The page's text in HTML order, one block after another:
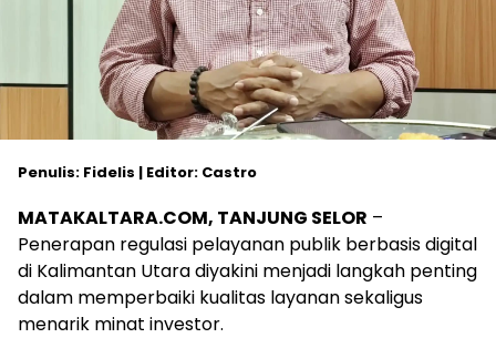
Penulis: Fidelis | Editor: Castro
MATAKALTARA.COM, TANJUNG SELOR –
Penerapan regulasi pelayanan publik berbasis digital
di Kalimantan Utara diyakini menjadi langkah penting
dalam memperbaiki kualitas layanan sekaligus
menarik minat investor.